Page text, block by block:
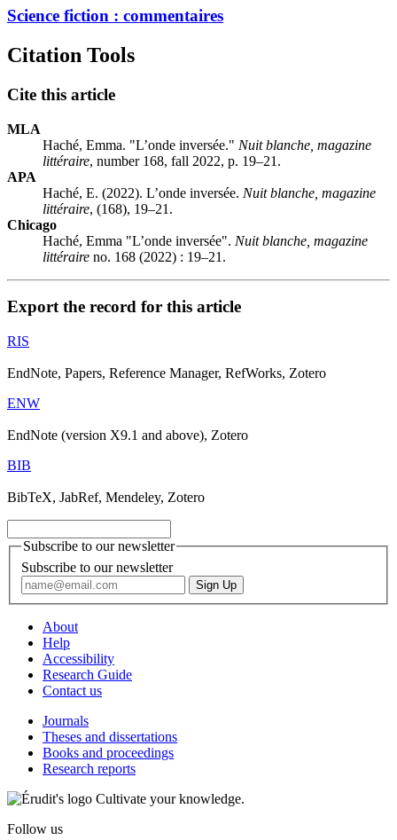
Science fiction : commentaires
Citation Tools
Cite this article
MLA
Haché, Emma. "L’onde inversée." Nuit blanche, magazine
littéraire, number 168, fall 2022, p. 19–21.
APA
Haché, E. (2022). L’onde inversée. Nuit blanche, magazine
littéraire, (168), 19–21.
Chicago
Haché, Emma "L’onde inversée". Nuit blanche, magazine
littéraire no. 168 (2022) : 19–21.
Export the record for this article
RIS
EndNote, Papers, Reference Manager, RefWorks, Zotero
ENW
EndNote (version X9.1 and above), Zotero
BIB
BibTeX, JabRef, Mendeley, Zotero
Subscribe to our newsletter
Subscribe to our newsletter
About
Help
Accessibility
Research Guide
Contact us
Journals
Theses and dissertations
Books and proceedings
Research reports
Cultivate your knowledge.
Follow us